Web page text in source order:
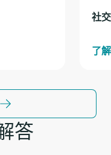
社
了
答